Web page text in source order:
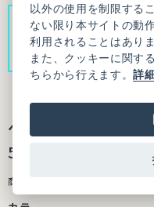
ベネチアンチェー
5)
商品番号：3101AC003251F21
以外の使用を制限する
ない限り本サイトの動
利用されることはありま
また、クッキーに関す
ちらから行えます。詳